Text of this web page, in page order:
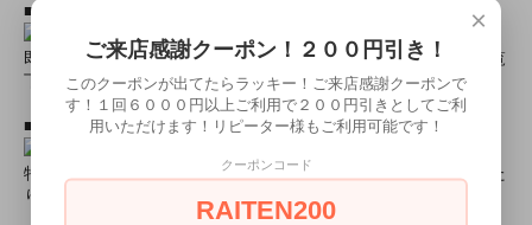
■すぐに商品が欲しい！！という方■
即日配達商品一覧がございますので、よろしければそちらをご覧
下さいませ。
■とにかく安くて高品質な商品が欲しい！という方■
特別割引商品を掲載しています！最大８０％引きの商品もあった
りします！
×
ご来店感謝クーポン！２００円引き！
このクーポンが出てたらラッキー！ご来店感謝クーポンで
す！１回６０００円以上ご利用で２００円引きとしてご利
用いただけます！リピーター様もご利用可能です！
クーポンコード
RAITEN200